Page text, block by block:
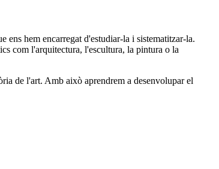
ens hem encarregat d'estudiar-la i sistematitzar-la.
com l'arquitectura, l'escultura, la pintura o la
de l'art. Amb això aprendrem a desenvolupar el